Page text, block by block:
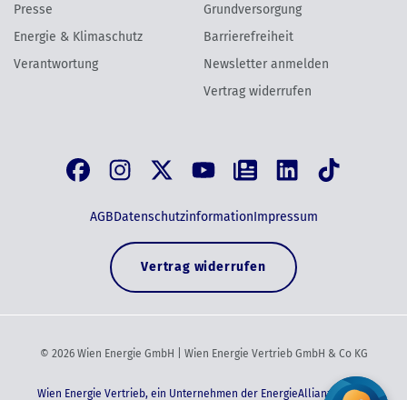
Presse
Energie & Klimaschutz
Verantwortung
Grundversorgung
Barrierefreiheit
Newsletter anmelden
Vertrag widerrufen
AGBDatenschutzinformationImpressum
Vertrag widerrufen
© 2026Wien Energie GmbH | Wien Energie Vertrieb GmbH & Co KG
Wien Energie Vertrieb, ein Unternehmen der EnergieAllianz Austria